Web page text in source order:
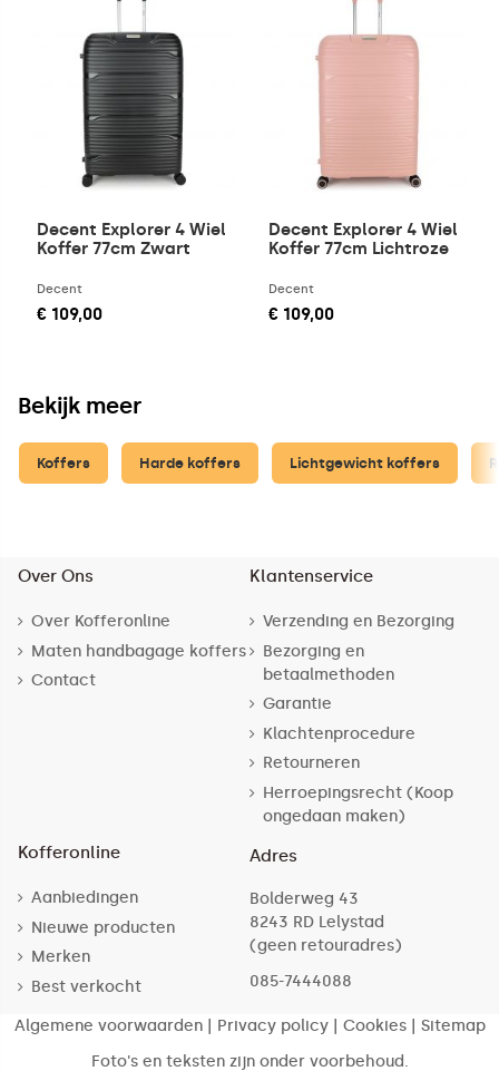
Decent Explorer 4 Wiel
Koffer 77cm Zwart
Decent
€ 109,00
Decent Explorer 4 Wiel
Koffer 77cm Lichtroze
Decent
€ 109,00
Bekijk meer
Koffers Harde koffers Lichtgewicht koffers
Over Ons
Over Kofferonline
Maten handbagage koffers
Contact
Klantenservice
Verzending en Bezorging
Bezorging en
betaalmethoden
Garantie
Klachtenprocedure
Retourneren
Herroepingsrecht (Koop
ongedaan maken)
Kofferonline
Aanbiedingen
Nieuwe producten
Merken
Best verkocht
Adres
Bolderweg 43
8243 RD Lelystad
(geen retouradres)
085-7444088
Algemene voorwaarden| Privacy policy| Cookies| Sitemap
Foto's en teksten zijn onder voorbehoud.